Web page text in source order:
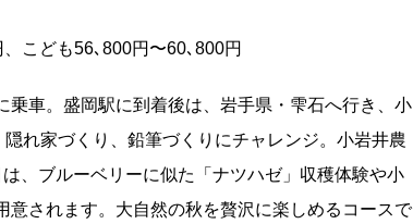
こども56､800円〜60､800円
車。盛岡駅に到着後は、岩手県・雫石へ行き、小
れ家づくり、鉛筆づくりにチャレンジ。小岩井農
、ブルーベリーに似た「ナツハゼ」収穫体験や小
されます。大自然の秋を贅沢に楽しめるコースで